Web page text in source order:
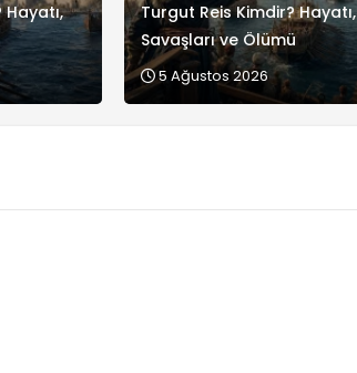
Turgut Reis Kimdir? Hayatı,
Savaşları ve Ölümü
5 Ağustos 2026